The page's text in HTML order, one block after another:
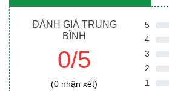
ĐÁNH GIÁ TRUNG
BÌNH
0/5
(0 nhận xét)
5
4
3
2
1